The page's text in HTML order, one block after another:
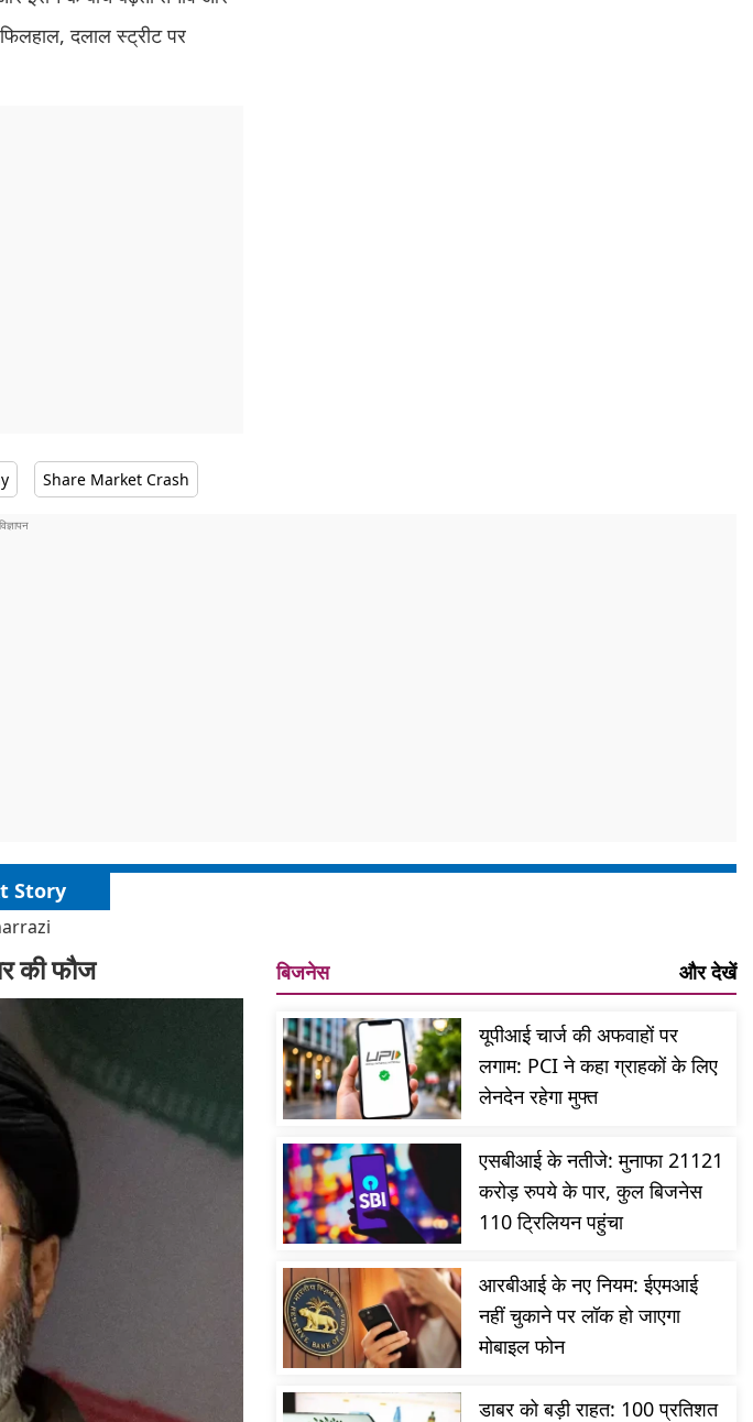
दलाल स्ट्रीट पर
Share Market Crash
Story
की फौज बिजनेस और देखें
यूपीआई चार्ज की अफवाहों पर
लगाम: PCI ने कहा ग्राहकों के लिए
लेनदेन रहेगा मुफ्त
एसबीआई के नतीजे: मुनाफा 21121
करोड़ रुपये के पार, कुल बिजनेस
110 ट्रिलियन पहुंचा
आरबीआई के नए नियम: ईएमआई
नहीं चुकाने पर लॉक हो जाएगा
मोबाइल फोन
डाबर को बड़ी राहत: 100 प्रतिशत